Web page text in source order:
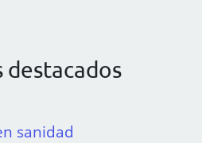
destacados
sanidad